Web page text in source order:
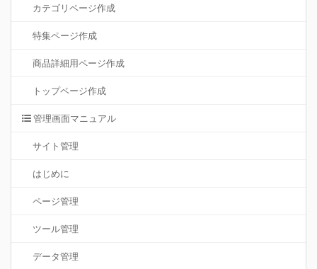
カテゴリページ作成
特集ページ作成
商品詳細用ページ作成
トップページ作成
管理画面マニュアル
サイト管理
はじめに
ページ管理
ツール管理
データ管理